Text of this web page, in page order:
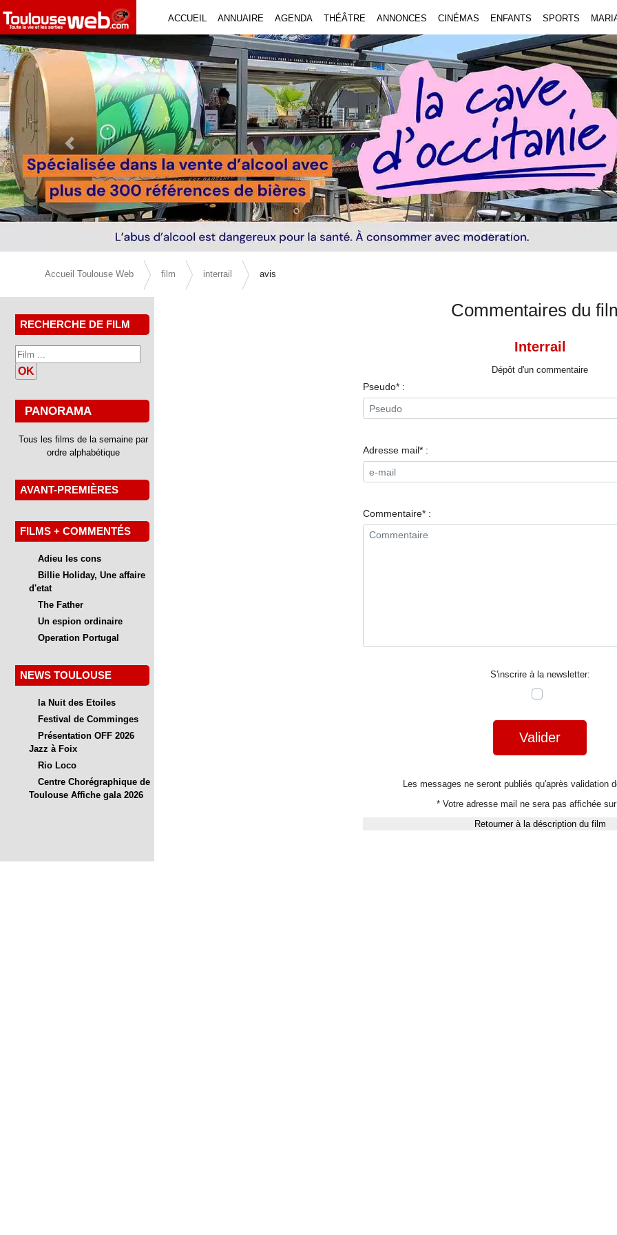
ACCUEIL ANNUAIRE AGENDA THÉÂTRE ANNONCES CINÉMAS ENFANTS SPORTS
Previous Slide
Accueil Toulouse Web film interrail avis
RECHERCHE DE FILM
OK
PANORAMA
Tous les films de la semaine par
ordre alphabétique
AVANT-PREMIÈRES
FILMS + COMMENTÉS
Adieu les cons
Billie Holiday, Une affaire
d'etat
The Father
Un espion ordinaire
Operation Portugal
NEWS TOULOUSE
la Nuit des Etoiles
Festival de Comminges
Présentation OFF 2026
Jazz à Foix
Rio Loco
Centre Chorégraphique de
Toulouse Affiche gala 2026
Commentaires du
Interrail
Dépôt d'un commentaire
Pseudo* :
Adresse mail* :
Commentaire* :
S'inscrire à la newsletter:
Valider
Les messages ne seront publiés qu'après validation
* Votre adresse mail ne sera pas affichée
Retourner à la déscription du film